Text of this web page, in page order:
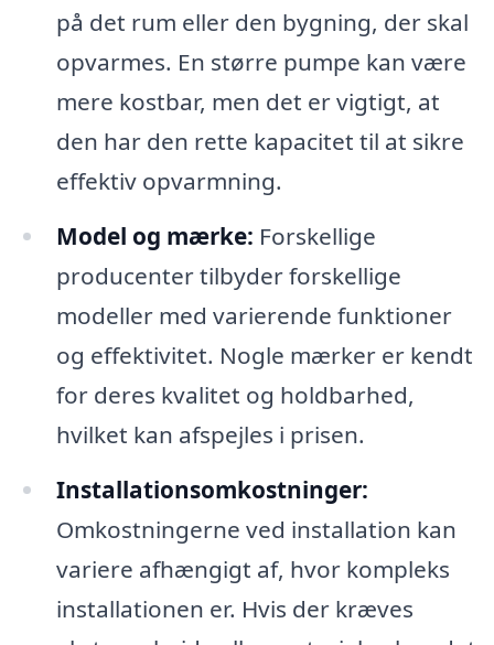
på det rum eller den bygning, der skal
opvarmes. En større pumpe kan være
mere kostbar, men det er vigtigt, at
den har den rette kapacitet til at sikre
effektiv opvarmning.
Model og mærke: Forskellige
producenter tilbyder forskellige
modeller med varierende funktioner
og effektivitet. Nogle mærker er kendt
for deres kvalitet og holdbarhed,
hvilket kan afspejles i prisen.
Installationsomkostninger:
Omkostningerne ved installation kan
variere afhængigt af, hvor kompleks
installationen er. Hvis der kræves